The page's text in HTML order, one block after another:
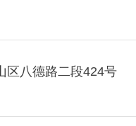
区八德路二段424号